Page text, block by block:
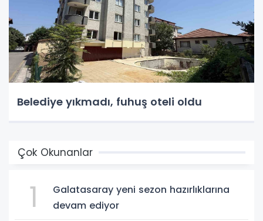
Belediye yıkmadı, fuhuş oteli oldu
Çok Okunanlar
1
Galatasaray yeni sezon hazırlıklarına
devam ediyor